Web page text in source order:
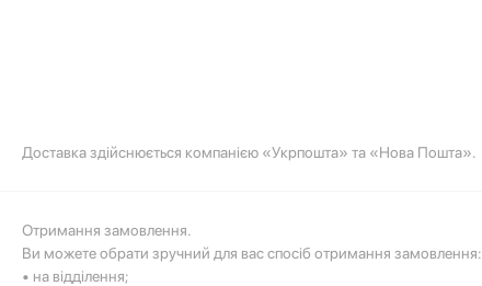
Доставка здійснюється компанією «Укрпошта» та «Нова Пошта».
Отримання замовлення.
Ви можете обрати зручний для вас спосіб отримання замовлення:
• на відділення;